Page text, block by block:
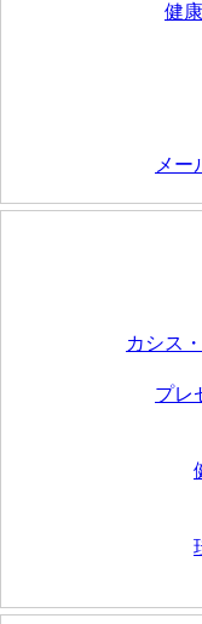
健
メー
カシス
プレ